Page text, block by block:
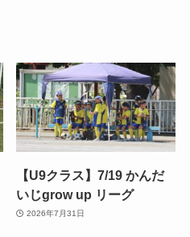
【U9クラス】7/19 かんだ
いじgrow up リーグ
2026年7月31日